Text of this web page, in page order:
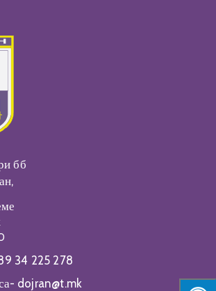
бб
34 225 278
dojran@t.mk